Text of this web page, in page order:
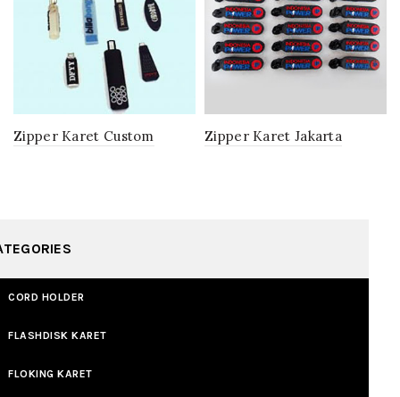
Zipper Karet Custom Zipper Karet Jakarta
CORD HOLDER
FLASHDISK KARET
FLOKING KARET